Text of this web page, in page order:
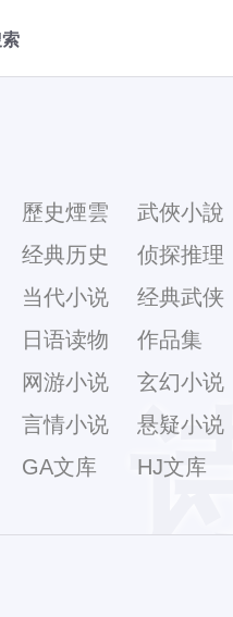
歷史煙雲 武俠小說
经典历史 侦探推理
当代小说 经典武侠
日语读物 作品集
网游小说 玄幻小说
言情小说 悬疑小说
GA文库 HJ文库